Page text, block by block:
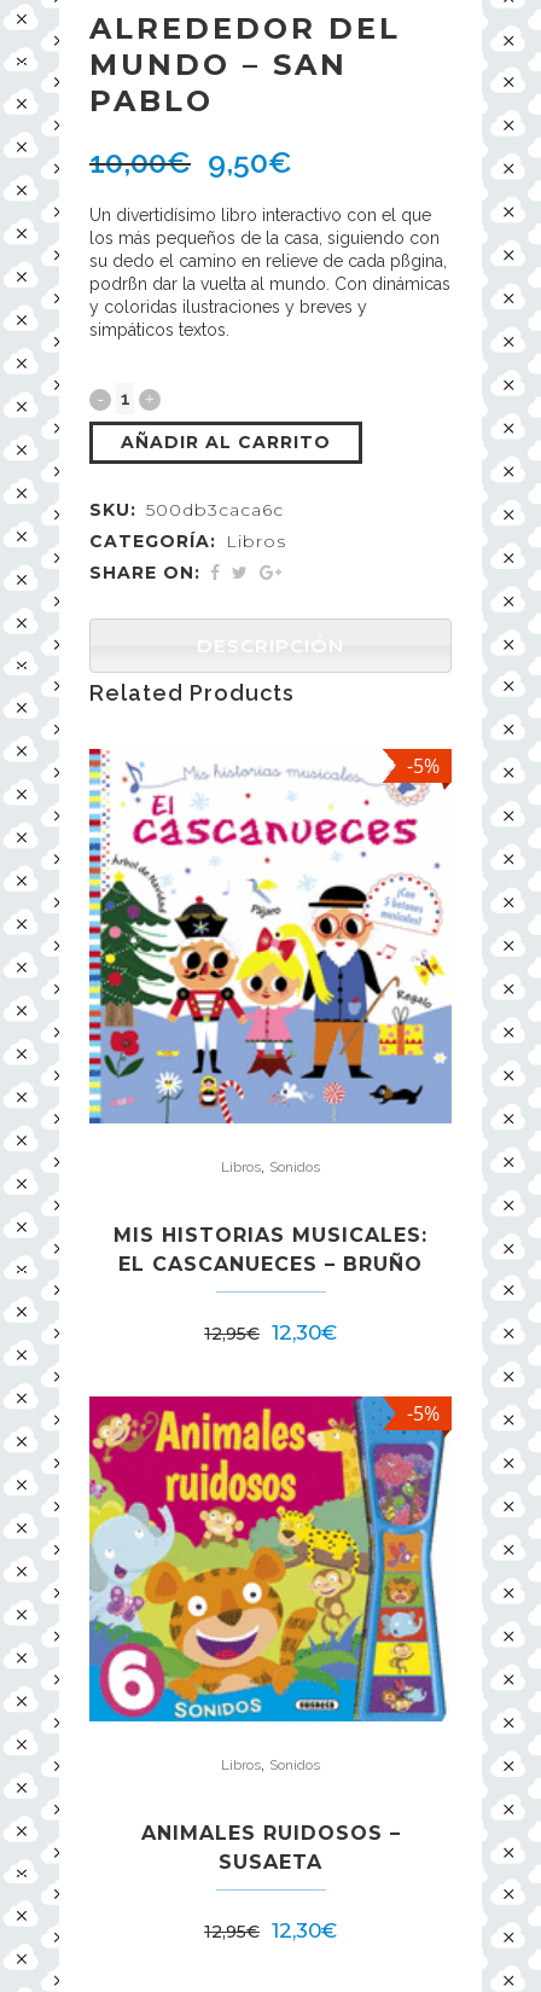
ALREDEDOR DEL
MUNDO – SAN
PABLO
10,00€ 9,50€
Un divertidísimo libro interactivo con el que
los más pequeños de la casa, siguiendo con
su dedo el camino en relieve de cada pßgina,
podrßn dar la vuelta al mundo. Con dinámicas
y coloridas ilustraciones y breves y
simpáticos textos.
AÑADIR AL CARRITO
SKU: 500db3caca6c
CATEGORÍA:
Libros
SHARE ON:
DESCRIPCIÓN
Related Products
-5%
Libros Sonidos
MIS HISTORIAS MUSICALES:
EL CASCANUECES – BRUÑO
12,95€ 12,30€
-5%
Libros Sonidos
ANIMALES RUIDOSOS –
SUSAETA
12,95€ 12,30€